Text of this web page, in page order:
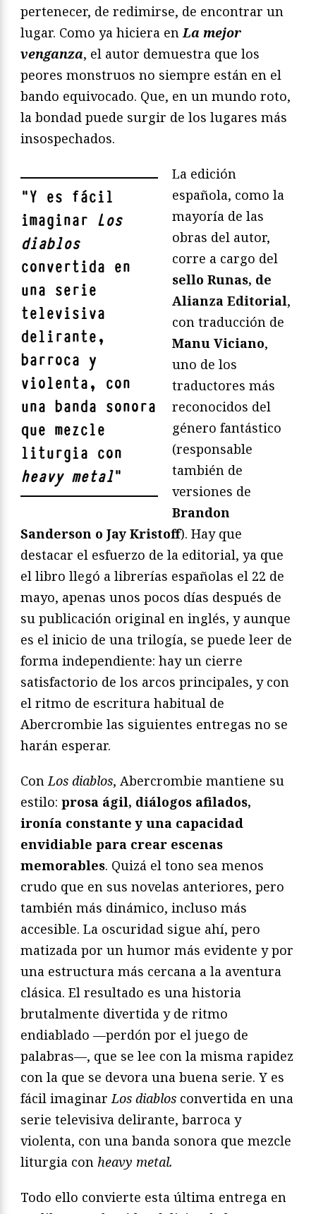
pertenecer, de redimirse, de encontrar un
lugar. Como ya hiciera enLa mejor
venganza, el autor demuestra que los
peores monstruos no siempre están en el
bando equivocado. Que, en un mundo roto,
la bondad puede surgir de los lugares más
insospechados.
"Y es fácil
imaginar Los
diablos
convertida en
una serie
televisiva
delirante,
barroca y
violenta, con
una banda sonora
que mezcle
liturgia con
heavy metal"
La edición
española, como la
mayoría de las
obras del autor,
corre a cargo del
sello Runas, de
Alianza Editorial,
con traducción de
Manu Viciano,
uno de los
traductores más
reconocidos del
género fantástico
(responsable
también de
versiones de
Brandon
Sanderson o Jay Kristoff). Hay que
destacar el esfuerzo de la editorial, ya que
el libro llegó a librerías españolas el 22 de
mayo, apenas unos pocos días después de
su publicación original en inglés, y aunque
es el inicio de una trilogía, se puede leer de
forma independiente: hay un cierre
satisfactorio de los arcos principales, y con
el ritmo de escritura habitual de
Abercrombie las siguientes entregas no se
harán esperar.
ConLos diablos, Abercrombie mantiene su
estilo: prosa ágil, diálogos afilados,
ironía constante y una capacidad
envidiable para crear escenas
memorables. Quizá el tono sea menos
crudo que en sus novelas anteriores, pero
también más dinámico, incluso más
accesible. La oscuridad sigue ahí, pero
matizada por un humor más evidente y por
una estructura más cercana a la aventura
clásica. El resultado es una historia
brutalmente divertida y de ritmo
endiablado —perdón por el juego de
palabras—, que se lee con la misma rapidez
con la que se devora una buena serie. Y es
fácil imaginarLos diablos convertida en una
serie televisiva delirante, barroca y
violenta, con una banda sonora que mezcle
liturgia con heavy metal.
Todo ello convierte esta última entrega en